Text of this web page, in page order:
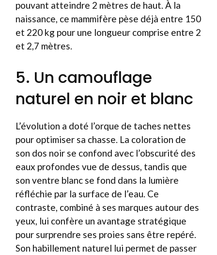
pouvant atteindre 2 mètres de haut. À la
naissance, ce mammifère pèse déjà entre 150
et 220 kg pour une longueur comprise entre 2
et 2,7 mètres.
5. Un camouflage
naturel en noir et blanc
L’évolution a doté l’orque de taches nettes
pour optimiser sa chasse. La coloration de
son dos noir se confond avec l’obscurité des
eaux profondes vue de dessus, tandis que
son ventre blanc se fond dans la lumière
réfléchie par la surface de l’eau. Ce
contraste, combiné à ses marques autour des
yeux, lui confère un avantage stratégique
pour surprendre ses proies sans être repéré.
Son habillement naturel lui permet de passer